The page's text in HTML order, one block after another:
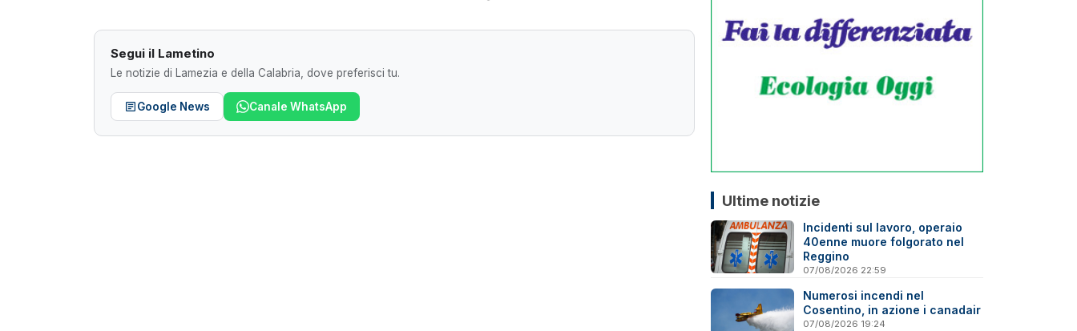
Segui il Lametino
Le notizie di Lamezia e della Calabria, dove preferisci tu.
Google News Canale WhatsApp
Ultime notizie
Incidenti sul lavoro, operaio
40enne muore folgorato nel
Reggino
07/08/2026 22:59
Numerosi incendi nel
Cosentino, in azione i canadair
07/08/2026 19:24